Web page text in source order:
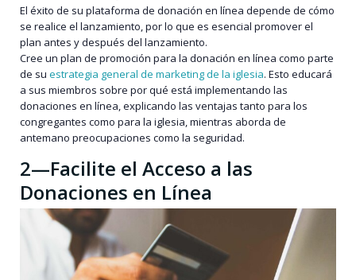
El éxito de su plataforma de donación en línea depende de cómo
se realice el lanzamiento, por lo que es esencial promover el
plan antes y después del lanzamiento.
Cree un plan de promoción para la donación en línea como parte
de su estrategia general de marketing de la iglesia. Esto educará
a sus miembros sobre por qué está implementando las
donaciones en línea, explicando las ventajas tanto para los
congregantes como para la iglesia, mientras aborda de
antemano preocupaciones como la seguridad.
2—Facilite el Acceso a las
Donaciones en Línea